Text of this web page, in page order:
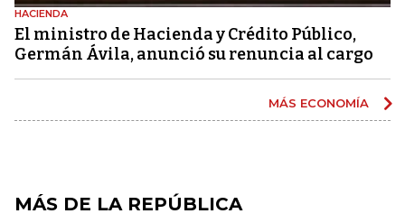
HACIENDA
El ministro de Hacienda y Crédito Público,
Germán Ávila, anunció su renuncia al cargo
MÁS ECONOMÍA
MÁS DE LA REPÚBLICA